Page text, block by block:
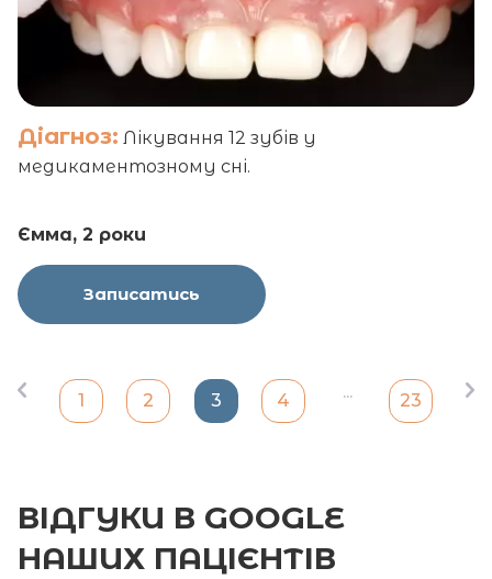
Діагноз: Лікування 12 зубів у
медикаментозному сні.
Ємма, 2 роки
Записатись
1 2 3 4 ... 23
ВІДГУКИ В GOOGLE
НАШИХ ПАЦІЄНТІВ